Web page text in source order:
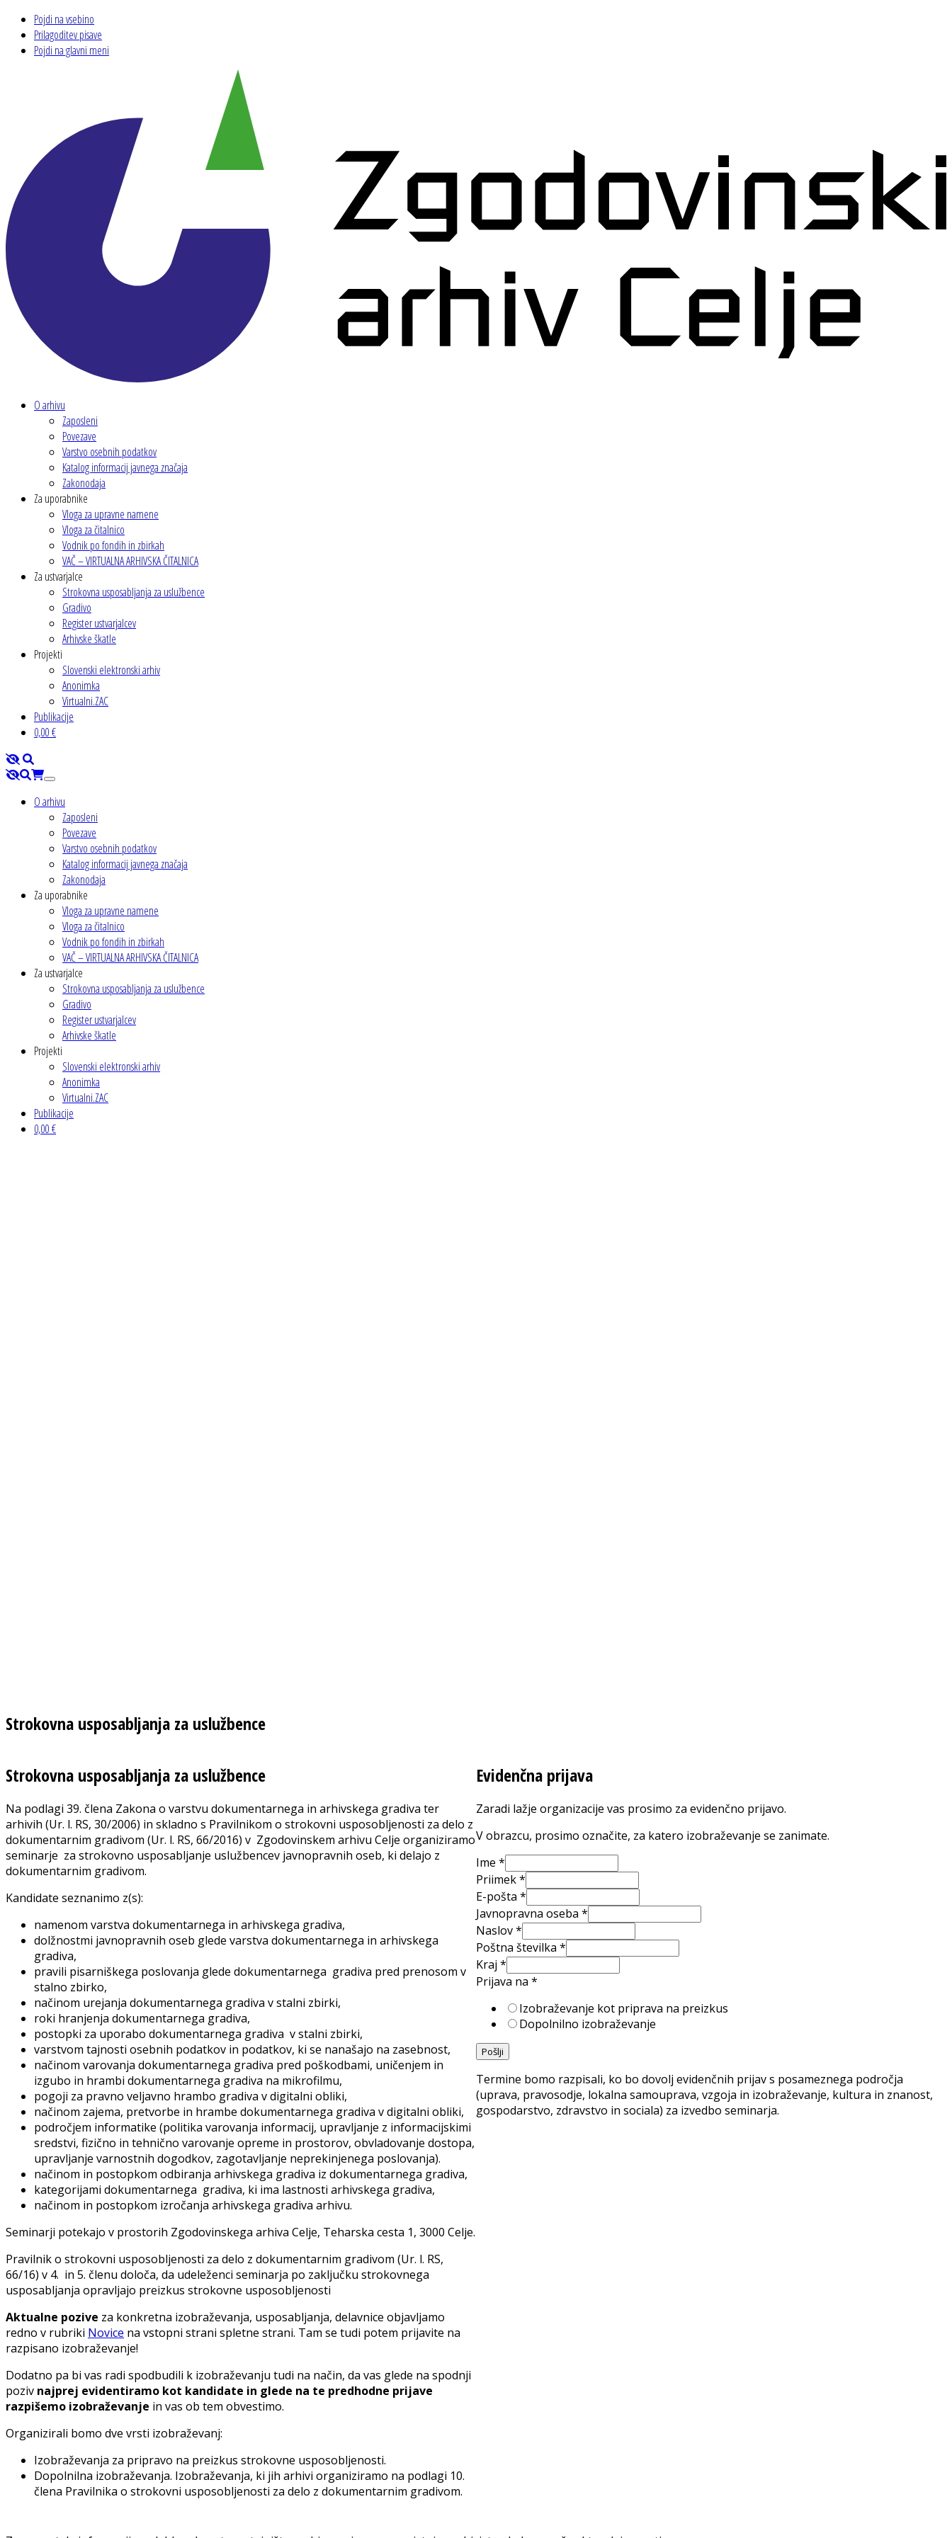
Pojdi na vsebino
Prilagoditev pisave
Pojdi na glavni meni
Zgodovinski arhiv Celje – Hiša pisanih spominov
Glavni meni
O arhivu
Zaposleni
Povezave
Varstvo osebnih podatkov
Katalog informacij javnega značaja
Zakonodaja
Za uporabnike
Vloga za upravne namene
Vloga za čitalnico
Vodnik po fondih in zbirkah
VAČ – VIRTUALNA ARHIVSKA ČITALNICA
Za ustvarjalce
Strokovna usposabljanja za uslužbence
Gradivo
Register ustvarjalcev
Arhivske škatle
Projekti
Slovenski elektronski arhiv
Anonimka
Virtualni.ZAC
Publikacije
0,00 €
O arhivu
Zaposleni
Povezave
Varstvo osebnih podatkov
Katalog informacij javnega značaja
Zakonodaja
Za uporabnike
Vloga za upravne namene
Vloga za čitalnico
Vodnik po fondih in zbirkah
VAČ – VIRTUALNA ARHIVSKA ČITALNICA
Za ustvarjalce
Strokovna usposabljanja za uslužbence
Gradivo
Register ustvarjalcev
Arhivske škatle
Projekti
Slovenski elektronski arhiv
Anonimka
Virtualni.ZAC
Publikacije
0,00 €
Strokovna usposabljanja za uslužbence
Strokovna usposabljanja za uslužbence
Na podlagi 39. člena Zakona o varstvu dokumentarnega in arhivskega gradiva ter
arhivih (Ur. l. RS, 30/2006) in skladno s Pravilnikom o strokovni usposobljenosti za delo z
dokumentarnim gradivom (Ur. l. RS, 66/2016) v Zgodovinskem arhivu Celje organiziramo
seminarje za strokovno usposabljanje uslužbencev javnopravnih oseb, ki delajo z
dokumentarnim gradivom.
Kandidate seznanimo z(s):
namenom varstva dokumentarnega in arhivskega gradiva,
dolžnostmi javnopravnih oseb glede varstva dokumentarnega in arhivskega
gradiva,
pravili pisarniškega poslovanja glede dokumentarnega gradiva pred prenosom v
stalno zbirko,
načinom urejanja dokumentarnega gradiva v stalni zbirki,
roki hranjenja dokumentarnega gradiva,
postopki za uporabo dokumentarnega gradiva v stalni zbirki,
varstvom tajnosti osebnih podatkov in podatkov, ki se nanašajo na zasebnost,
načinom varovanja dokumentarnega gradiva pred poškodbami, uničenjem in
izgubo in hrambi dokumentarnega gradiva na mikrofilmu,
pogoji za pravno veljavno hrambo gradiva v digitalni obliki,
načinom zajema, pretvorbe in hrambe dokumentarnega gradiva v digitalni obliki,
področjem informatike (politika varovanja informacij, upravljanje z informacijskimi
sredstvi, fizično in tehnično varovanje opreme in prostorov, obvladovanje dostopa,
upravljanje varnostnih dogodkov, zagotavljanje neprekinjenega poslovanja).
načinom in postopkom odbiranja arhivskega gradiva iz dokumentarnega gradiva,
kategorijami dokumentarnega gradiva, ki ima lastnosti arhivskega gradiva,
načinom in postopkom izročanja arhivskega gradiva arhivu.
Seminarji potekajo v prostorih Zgodovinskega arhiva Celje, Teharska cesta 1, 3000 Celje.
Pravilnik o strokovni usposobljenosti za delo z dokumentarnim gradivom (Ur. l. RS,
66/16) v 4. in 5. členu določa, da udeleženci seminarja po zaključku strokovnega
usposabljanja opravljajo preizkus strokovne usposobljenosti
Aktualne pozive za konkretna izobraževanja, usposabljanja, delavnice objavljamo
redno v rubriki Novice na vstopni strani spletne strani. Tam se tudi potem prijavite na
razpisano izobraževanje!
Dodatno pa bi vas radi spodbudili k izobraževanju tudi na način, da vas glede na spodnji
poziv najprej evidentiramo kot kandidate in glede na te predhodne prijave
razpišemo izobraževanje in vas ob tem obvestimo.
Organizirali bomo dve vrsti izobraževanj:
Izobraževanja za pripravo na preizkus strokovne usposobljenosti.
Dopolnilna izobraževanja. Izobraževanja, ki jih arhivi organiziramo na podlagi 10.
člena Pravilnika o strokovni usposobljenosti za delo z dokumentarnim gradivom.
Evidenčna prijava
Zaradi lažje organizacije vas prosimo za evidenčno prijavo.
V obrazcu, prosimo označite, za katero izobraževanje se zanimate.
Ime *
Priimek*
E-pošta *
Javnopravna oseba *
Naslov*
Poštna številka *
Kraj *
Prijava na *
Izobraževanje kot priprava na preizkus
Dopolnilno izobraževanje
Pošlji
Termine bomo razpisali, ko bo dovolj evidenčnih prijav s posameznega področja
(uprava, pravosodje, lokalna samouprava, vzgoja in izobraževanje, kultura in znanost,
gospodarstvo, zdravstvo in sociala) za izvedbo seminarja.